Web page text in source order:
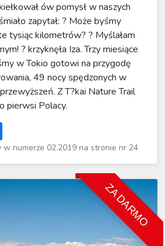
ów pomysł w naszych
zapytał: ? Może byśmy
tysiąc kilometrów? ? Myślałam
? krzyknęła Iza. Trzy miesiące
w Tokio gotowi na przygodę
49 nocy spędzonych w
Z T?kai Nature Trail
pierwsi Polacy.
w numerze 02.2019 na stronie nr 24
ZA DARMO